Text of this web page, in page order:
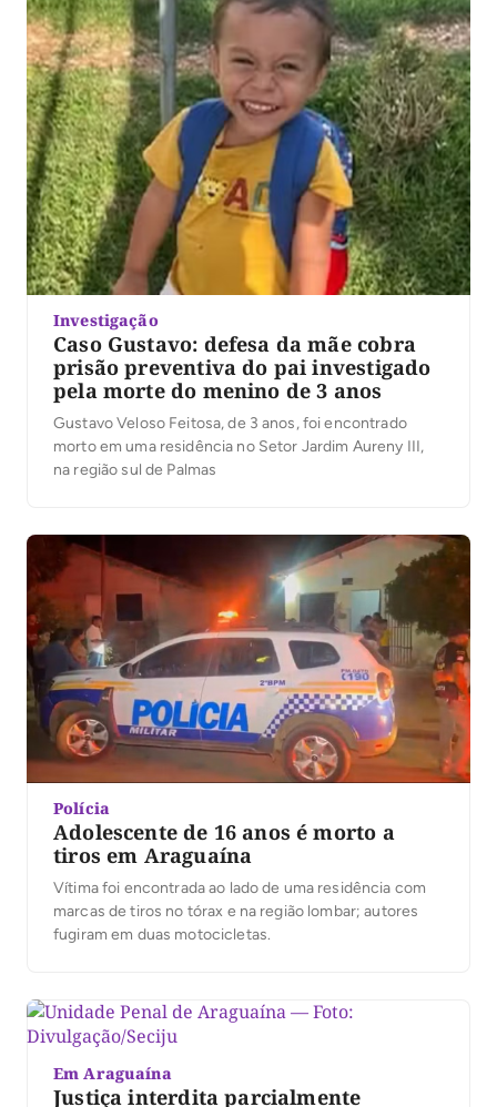
Investigação
Caso Gustavo: defesa da mãe cobra
prisão preventiva do pai investigado
pela morte do menino de 3 anos
Gustavo Veloso Feitosa, de 3 anos, foi encontrado
morto em uma residência no Setor Jardim Aureny III,
na região sul de Palmas
Polícia
Adolescente de 16 anos é morto a
tiros em Araguaína
Vítima foi encontrada ao lado de uma residência com
marcas de tiros no tórax e na região lombar; autores
fugiram em duas motocicletas.
Em Araguaína
Justiça interdita parcialmente